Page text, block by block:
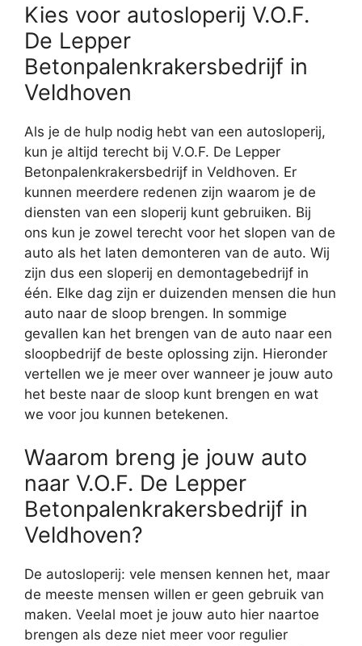
Kies voor autosloperij V.O.F.
De Lepper
Betonpalenkrakersbedrijf in
Veldhoven
Als je de hulp nodig hebt van een autosloperij,
kun je altijd terecht bij V.O.F. De Lepper
Betonpalenkrakersbedrijf in Veldhoven. Er
kunnen meerdere redenen zijn waarom je de
diensten van een sloperij kunt gebruiken. Bij
ons kun je zowel terecht voor het slopen van de
auto als het laten demonteren van de auto. Wij
zijn dus een sloperij en demontagebedrijf in
één. Elke dag zijn er duizenden mensen die hun
auto naar de sloop brengen. In sommige
gevallen kan het brengen van de auto naar een
sloopbedrijf de beste oplossing zijn. Hieronder
vertellen we je meer over wanneer je jouw auto
het beste naar de sloop kunt brengen en wat
we voor jou kunnen betekenen.
Waarom breng je jouw auto
naar V.O.F. De Lepper
Betonpalenkrakersbedrijf in
Veldhoven?
De autosloperij: vele mensen kennen het, maar
de meeste mensen willen er geen gebruik van
maken. Veelal moet je jouw auto hier naartoe
brengen als deze niet meer voor regulier